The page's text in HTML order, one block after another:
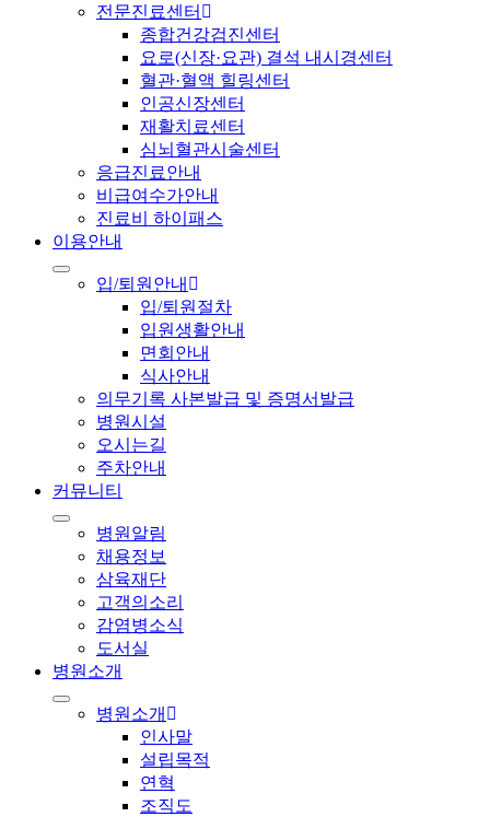
전문진료센터
종합건강검진센터
요로(신장·요관) 결석 내시경센터
혈관·혈액 힐링센터
인공신장센터
재활치료센터
심뇌혈관시술센터
응급진료안내
비급여수가안내
진료비 하이패스
이용안내
입/퇴원안내
입/퇴원절차
입원생활안내
면회안내
식사안내
의무기록 사본발급 및 증명서발급
병원시설
오시는길
주차안내
커뮤니티
병원알림
채용정보
삼육재단
고객의소리
감염병소식
도서실
병원소개
병원소개
인사말
설립목적
연혁
조직도